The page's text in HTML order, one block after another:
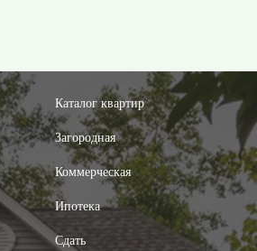
Каталог квартир
Загородная
Коммерческая
Ипотека
Сдать